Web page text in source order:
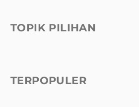
TOPIK PILIHAN
TERPOPULER